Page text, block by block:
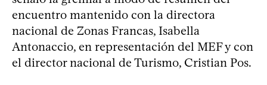
encuentro mantenido con la directora
nacional de Zonas Francas, Isabella
Antonaccio, en representación del MEF y con
el director nacional de Turismo, Cristian Pos.